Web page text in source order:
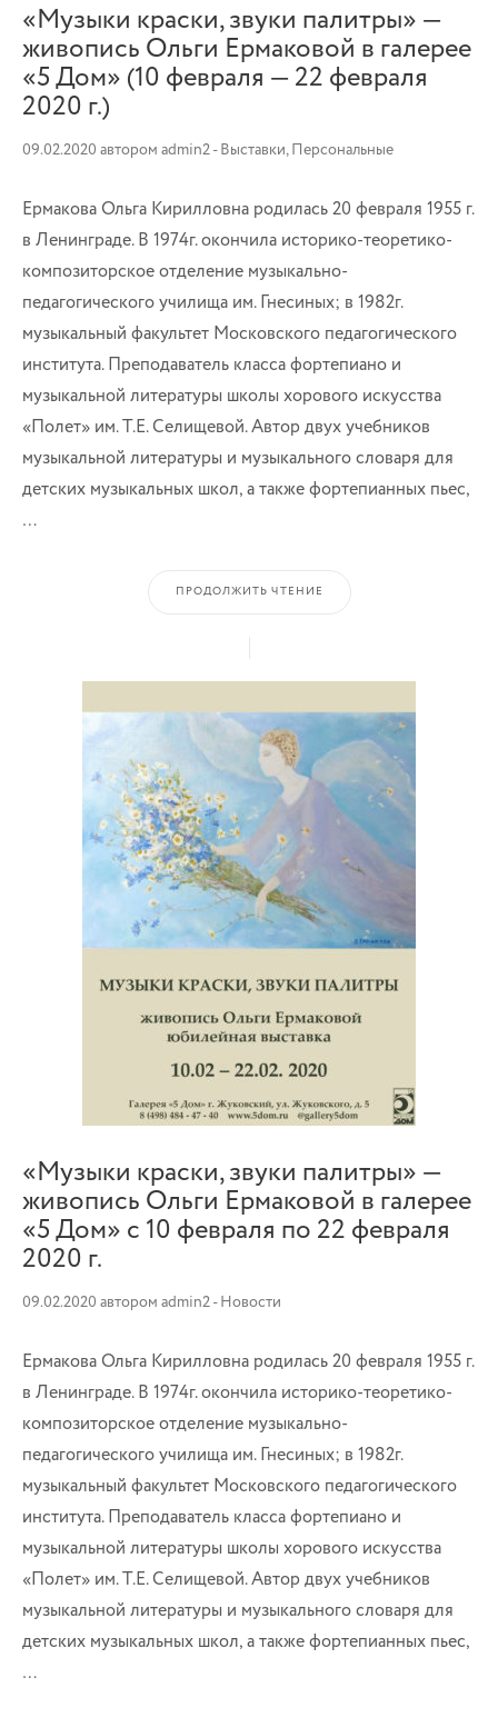
«Музыки краски, звуки палитры» —
живопись Ольги Ермаковой в галерее
«5 Дом» (10 февраля — 22 февраля
2020 г.)
09.02.2020 автором admin2-Выставки,Персональные
Ермакова Ольга Кирилловна родилась 20 февраля 1955 г.
в Ленинграде. В 1974г. окончила историко-теоретико-
композиторское отделение музыкально-
педагогического училища им. Гнесиных; в 1982г.
музыкальный факультет Московского педагогического
института. Преподаватель класса фортепиано и
музыкальной литературы школы хорового искусства
«Полет» им. Т.Е. Селищевой. Автор двух учебников
музыкальной литературы и музыкального словаря для
детских музыкальных школ, а также фортепианных пьес,
…
ПРОДОЛЖИТЬ ЧТЕНИЕ
«Музыки краски, звуки палитры» —
живопись Ольги Ермаковой в галерее
«5 Дом» с 10 февраля по 22 февраля
2020 г.
09.02.2020 автором admin2-Новости
Ермакова Ольга Кирилловна родилась 20 февраля 1955 г.
в Ленинграде. В 1974г. окончила историко-теоретико-
композиторское отделение музыкально-
педагогического училища им. Гнесиных; в 1982г.
музыкальный факультет Московского педагогического
института. Преподаватель класса фортепиано и
музыкальной литературы школы хорового искусства
«Полет» им. Т.Е. Селищевой. Автор двух учебников
музыкальной литературы и музыкального словаря для
детских музыкальных школ, а также фортепианных пьес,
…